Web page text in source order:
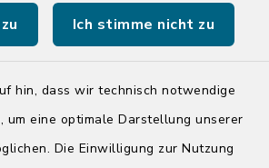
Ich stimme nicht zu
hin, dass wir technisch notwendige
um eine optimale Darstellung unserer
Die Einwilligung zur Nutzung
der Stadt Bad Segeberg